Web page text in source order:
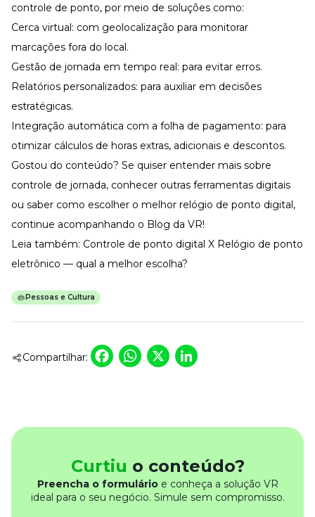
controle de ponto, por meio de soluções como:
Cerca virtual: com geolocalização para monitorar
marcações fora do local.
Gestão de jornada em tempo real: para evitar erros.
Relatórios personalizados: para auxiliar em decisões
estratégicas.
Integração automática com a folha de pagamento: para
otimizar cálculos de horas extras, adicionais e descontos.
Gostou do conteúdo? Se quiser entender mais sobre
controle de jornada, conhecer outras ferramentas digitais
ou saber como escolher o melhor relógio de ponto digital,
continue acompanhando o Blog da VR!
Leia também: Controle de ponto digital X Relógio de ponto
eletrônico — qual a melhor escolha?
Pessoas e Cultura
Compartilhar: Facebook
WhatsApp
X
Curtiu o conteúdo?
Preencha o formulárioe conheça a solução VR
ideal para o seu negócio. Simule sem compromisso.